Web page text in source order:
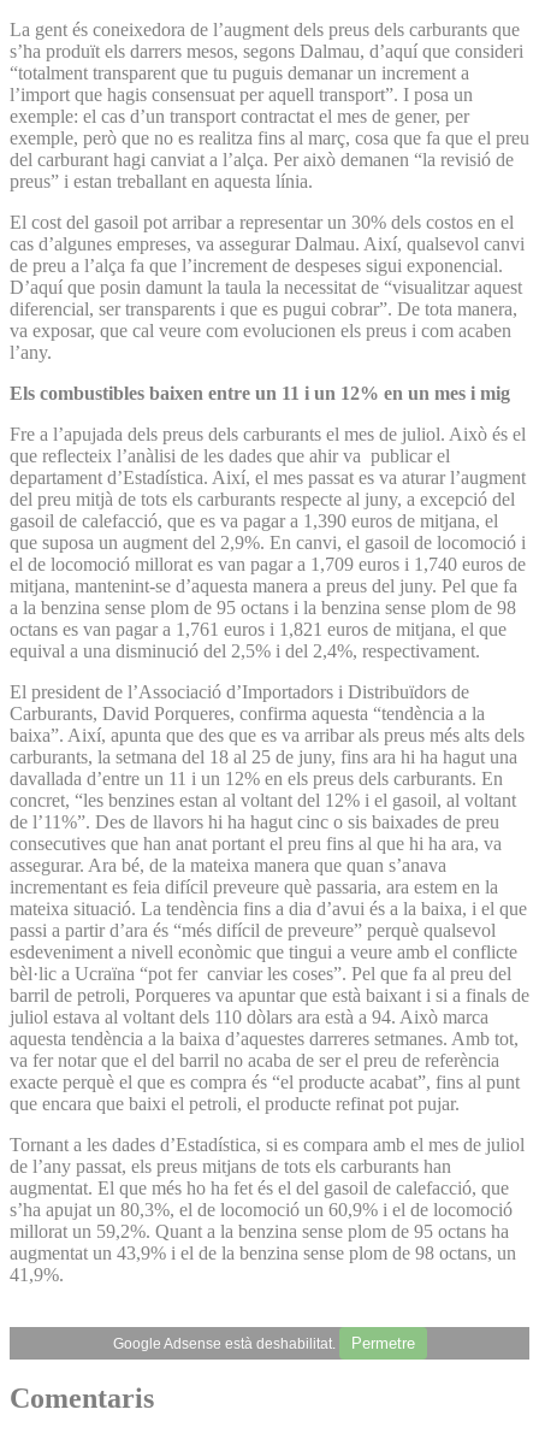
La gent és coneixedora de l’augment dels preus dels carburants que
s’ha produït els darrers mesos, segons Dalmau, d’aquí que consideri
“totalment transparent que tu puguis demanar un increment a
l’import que hagis consensuat per aquell transport”. I posa un
exemple: el cas d’un transport contractat el mes de gener, per
exemple, però que no es realitza fins al març, cosa que fa que el preu
del carburant hagi canviat a l’alça. Per això demanen “la revisió de
preus” i estan treballant en aquesta línia.
El cost del gasoil pot arribar a representar un 30% dels costos en el
cas d’algunes empreses, va assegurar Dalmau. Així, qualsevol canvi
de preu a l’alça fa que l’increment de despeses sigui exponencial.
D’aquí que posin damunt la taula la necessitat de “visualitzar aquest
diferencial, ser transparents i que es pugui cobrar”. De tota manera,
va exposar, que cal veure com evolucionen els preus i com acaben
l’any.
Els combustibles baixen entre un 11 i un 12% en un mes i mig
Fre a l’apujada dels preus dels carburants el mes de juliol. Això és el
que reflecteix l’anàlisi de les dades que ahir va publicar el
departament d’Estadística. Així, el mes passat es va aturar l’augment
del preu mitjà de tots els carburants respecte al juny, a excepció del
gasoil de calefacció, que es va pagar a 1,390 euros de mitjana, el
que suposa un augment del 2,9%. En canvi, el gasoil de locomoció i
el de locomoció millorat es van pagar a 1,709 euros i 1,740 euros de
mitjana, mantenint-se d’aquesta manera a preus del juny. Pel que fa
a la benzina sense plom de 95 octans i la benzina sense plom de 98
octans es van pagar a 1,761 euros i 1,821 euros de mitjana, el que
equival a una disminució del 2,5% i del 2,4%, respectivament.
El president de l’Associació d’Importadors i Distribuïdors de
Carburants, David Porqueres, confirma aquesta “tendència a la
baixa”. Així, apunta que des que es va arribar als preus més alts dels
carburants, la setmana del 18 al 25 de juny, fins ara hi ha hagut una
davallada d’entre un 11 i un 12% en els preus dels carburants. En
concret, “les benzines estan al voltant del 12% i el gasoil, al voltant
de l’11%”. Des de llavors hi ha hagut cinc o sis baixades de preu
consecutives que han anat portant el preu fins al que hi ha ara, va
assegurar. Ara bé, de la mateixa manera que quan s’anava
incrementant es feia difícil preveure què passaria, ara estem en la
mateixa situació. La tendència fins a dia d’avui és a la baixa, i el que
passi a partir d’ara és “més difícil de preveure” perquè qualsevol
esdeveniment a nivell econòmic que tingui a veure amb el conflicte
bèl·lic a Ucraïna “pot fer canviar les coses”. Pel que fa al preu del
barril de petroli, Porqueres va apuntar que està baixant i si a finals de
juliol estava al voltant dels 110 dòlars ara està a 94. Això marca
aquesta tendència a la baixa d’aquestes darreres setmanes. Amb tot,
va fer notar que el del barril no acaba de ser el preu de referència
exacte perquè el que es compra és “el producte acabat”, fins al punt
que encara que baixi el petroli, el producte refinat pot pujar.
Tornant a les dades d’Estadística, si es compara amb el mes de juliol
de l’any passat, els preus mitjans de tots els carburants han
augmentat. El que més ho ha fet és el del gasoil de calefacció, que
s’ha apujat un 80,3%, el de locomoció un 60,9% i el de locomoció
millorat un 59,2%. Quant a la benzina sense plom de 95 octans ha
augmentat un 43,9% i el de la benzina sense plom de 98 octans, un
41,9%.
Google Adsense està deshabilitat. Permetre
Comentaris